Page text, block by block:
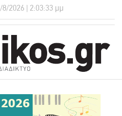
8/2026 | 2:03:34 μμ